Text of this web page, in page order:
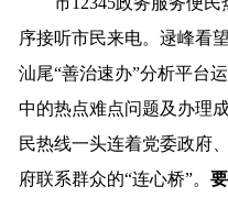
序接听市民来电。逯峰看
汕尾“善治速办”分析平台
中的热点难点问题及办理
民热线一头连着党委政府
府联系群众的“连心桥”。要